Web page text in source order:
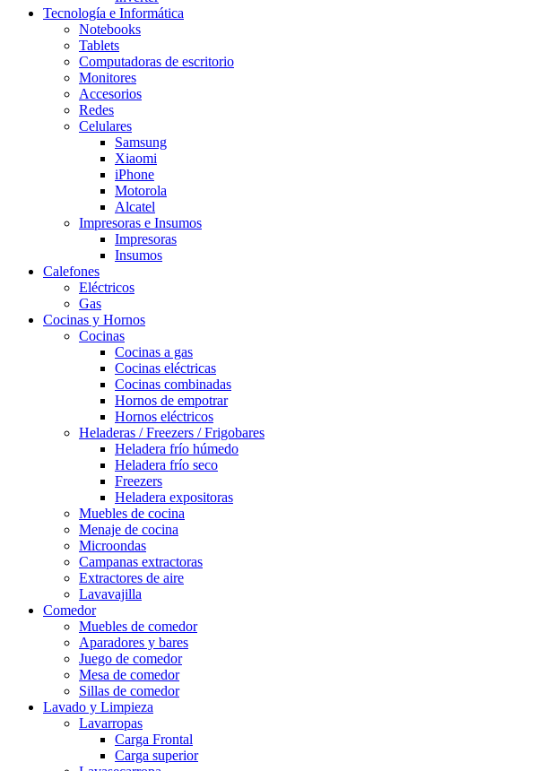
Tecnología e Informática
Notebooks
Tablets
Computadoras de escritorio
Monitores
Accesorios
Redes
Celulares
Samsung
Xiaomi
iPhone
Motorola
Alcatel
Impresoras e Insumos
Impresoras
Insumos
Calefones
Eléctricos
Gas
Cocinas y Hornos
Cocinas
Cocinas a gas
Cocinas eléctricas
Cocinas combinadas
Hornos de empotrar
Hornos eléctricos
Heladeras / Freezers / Frigobares
Heladera frío húmedo
Heladera frío seco
Freezers
Heladera expositoras
Muebles de cocina
Menaje de cocina
Microondas
Campanas extractoras
Extractores de aire
Lavavajilla
Comedor
Muebles de comedor
Aparadores y bares
Juego de comedor
Mesa de comedor
Sillas de comedor
Lavado y Limpieza
Lavarropas
Carga Frontal
Carga superior